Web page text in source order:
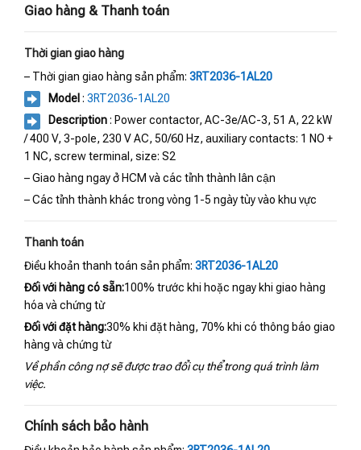
Giao hàng & Thanh toán
Thời gian giao hàng
– Thời gian giao hàng sản phẩm: 3RT2036-1AL20
Model : 3RT2036-1AL20
Description: Power contactor, AC-3e/AC-3, 51 A, 22 kW
/ 400 V, 3-pole, 230 V AC, 50/60 Hz, auxiliary contacts: 1 NO +
1 NC, screw terminal, size: S2
– Giao hàng ngay ở HCM và các tỉnh thành lân cận
– Các tỉnh thành khác trong vòng 1-5 ngày tùy vào khu vực
Thanh toán
Điều khoản thanh toán sản phẩm: 3RT2036-1AL20
Đối với hàng có sẵn:100% trước khi hoặc ngay khi giao hàng
hóa và chứng từ
Đối với đặt hàng:30% khi đặt hàng, 70% khi có thông báo giao
hàng và chứng từ
Về phần công nợ sẽ được trao đổi cụ thể trong quá trình làm
việc.
Chính sách bảo hành